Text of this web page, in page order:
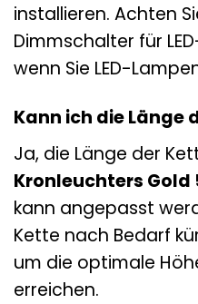
installieren. Achten
Dimmschalter für
wenn Sie LED-
Kann ich die Länge
Ja, die Länge der
Kronleuchters
kann angepasst
Kette nach Bedarf
um die optimale
erreichen.